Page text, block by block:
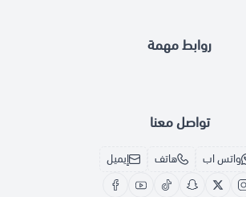
روابط مهمة
تواصل معنا
واتس اب هاتف إيميل